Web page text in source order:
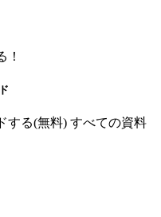
！
する(無料) すべての資料